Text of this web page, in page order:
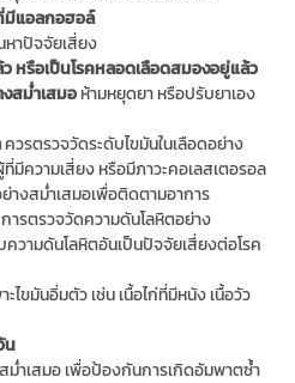
มีแอลกอฮอล์
หาปัจจัยเสี่ยง
หรือเป็นโรคหลอดเลือดสมองอยู่แล้ว
สม่ำเสมอ ห้ามหยุดยา หรือปรับยาเอง
ควรตรวจวัดระดับไขมันในเลือดอย่าง
มีความเสี่ยง หรือมีภาวะคอเลสเตอรอล
งสม่ำเสมอเพื่อติดตามอาการ
การตรวจวัดความดันโลหิตอย่าง
วามดันโลหิตอันเป็นปัจจัยเสี่ยงต่อโรค
ะไขมันอิ่มตัว เช่น เนื้อไก่ที่มีหนัง เนื้อวัว
น
ำเสมอ เพื่อป้องกันการเกิดอัมพาตซ้ำ